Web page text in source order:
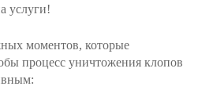
услуги!
моментов, которые
процесс уничтожения клопов